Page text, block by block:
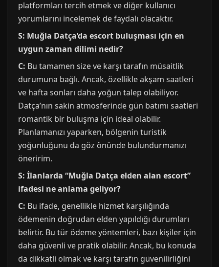
platformları tercih etmek ve diğer kullanıcı
yorumlarını incelemek de faydalı olacaktır.
S: Muğla Datça’da escort buluşması için en
uygun zaman dilimi nedir?
C: Bu tamamen size ve karşı tarafın müsaitlik
durumuna bağlı. Ancak, özellikle akşam saatleri
ve hafta sonları daha yoğun talep olabiliyor.
Datça’nın sakin atmosferinde gün batımı saatleri
romantik bir buluşma için ideal olabilir.
Planlamanızı yaparken, bölgenin turistik
yoğunluğunu da göz önünde bulundurmanızı
öneririm.
S: İlanlarda “Muğla Datça elden alan escort”
ifadesi ne anlama geliyor?
C: Bu ifade, genellikle hizmet karşılığında
ödemenin doğrudan elden yapıldığı durumları
belirtir. Bu tür ödeme yöntemleri, bazı kişiler için
daha güvenli ve pratik olabilir. Ancak, bu konuda
da dikkatli olmak ve karşı tarafın güvenilirliğini